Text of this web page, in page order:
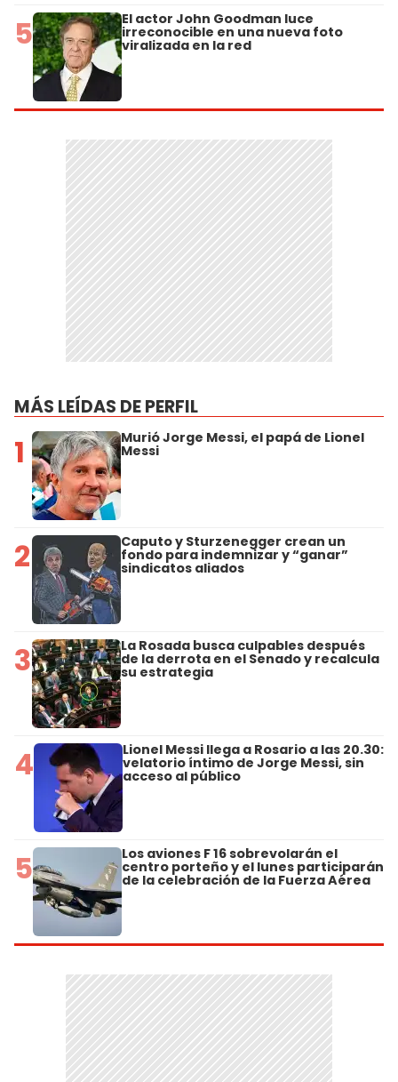
5 El actor John Goodman luce
irreconocible en una nueva foto
viralizada en la red
MÁS LEÍDAS DE PERFIL
1 Murió Jorge Messi, el papá de Lionel
Messi
2 Caputo y Sturzenegger crean un
fondo para indemnizar y “ganar”
sindicatos aliados
3 La Rosada busca culpables después
de la derrota en el Senado y recalcula
su estrategia
4 Lionel Messi llega a Rosario a las 20.30:
velatorio íntimo de Jorge Messi, sin
acceso al público
5 Los aviones F 16 sobrevolarán el
centro porteño y el lunes participarán
de la celebración de la Fuerza Aérea